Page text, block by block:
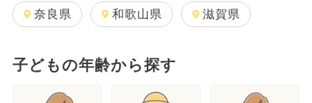
奈良県 和歌山県 滋賀県
子どもの年齢から探す